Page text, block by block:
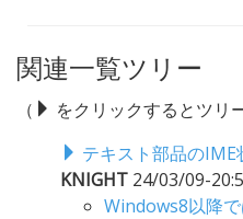
関連一覧ツリー
（
をクリックするとツリ
テキスト部品の
KNIGHT 24/03/09-
Windows8以降